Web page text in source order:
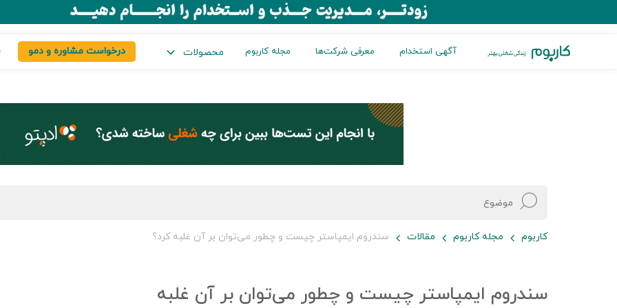
آگهی استخدام معرفی شرکت‌ها مجله کاربوم محصولات درخواست مشاوره و دمو
کاربوم مجله کاربوم مقالات سندروم ایمپاستر چیست و چطور می‌توان بر آن غلبه کرد؟
سندروم ایمپاستر چیست و چطور می‌توان بر آن غلبه